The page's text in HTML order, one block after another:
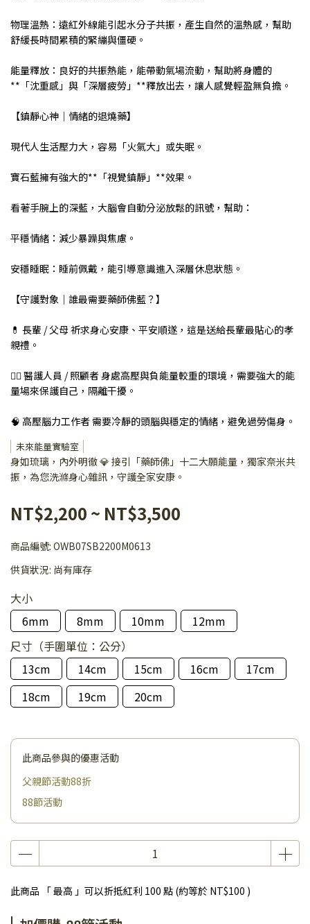
物理溫熱：遠紅外線能引起水分子共振，產生自然的溫熱感，幫助
舒緩長時間累積的緊繃與僵硬。
能量釋放：良好的共振熱能，能帶動氣場流動，幫助將身體的
**「沈重感」與「深層疲勞」**釋放出去，讓人感覺輕盈無負擔。
【鎮靜心神｜情緒的退燒藥】
現代人生活壓力大，容易「火氣大」或失眠。
寶石藍擁有強大的**「視覺鎮靜」**效果。
看著手腕上的深藍，大腦會自動分泌放鬆的訊號，幫助：
平穩情緒：減少暴躁與焦慮。
安穩睡眠：睡前佩戴，能引導意識進入深層休息狀態。
【守護對象｜誰最需要藥師佛藍？】
💊 長輩 / 父母 祈求身心安康、平安順遂，這是送給長輩最貼心的孝
親禮。
👩‍⚕️ 醫護人員 / 照顧者 身處高壓與負能量較重的環境，需要強大的能
量場來保護自己，隔離干擾。
🧠 高壓腦力工作者 需要冷靜的頭腦與穩定的情緒，避免過勞傷身。
未來能量實驗室
身如琉璃，內外明徹 💎 接引「藥師佛」十二大願能量，獨家奈米共
振，為您洗滌身心雜訊，守護全家安康。
NT$2,200 ~ NT$3,500
商品編號: OWB07SB2200M0613
供貨狀況: 尚有庫存
大小
6mm
8mm 10mm
12mm
尺寸（手圍單位：公分）
13cm
14cm 15cm 16cm
17cm
18cm
19cm 20cm
此商品參與的優惠活動
父親節活動88折
88節活動
此商品 「 最高 」可以折抵紅利 100 點 (約等於 NT$100 )